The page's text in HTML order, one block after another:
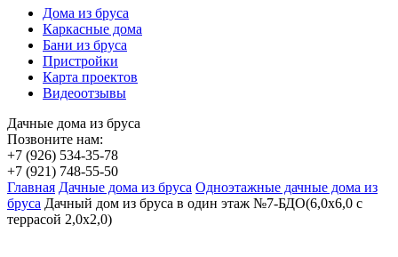
Дома из бруса
Каркасные дома
Бани из бруса
Пристройки
Карта проектов
Видеоотзывы
Дачные дома из бруса
Позвоните нам:
+7 (926) 534-35-78
+7 (921) 748-55-50
Главная Дачные дома из бруса Одноэтажные дачные дома из
бруса Дачный дом из бруса в один этаж №7-БДО(6,0х6,0 с
террасой 2,0х2,0)